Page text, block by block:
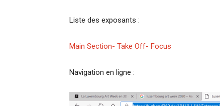
Liste des exposants :
Main Section- Take Off- Focus
Navigation en ligne :